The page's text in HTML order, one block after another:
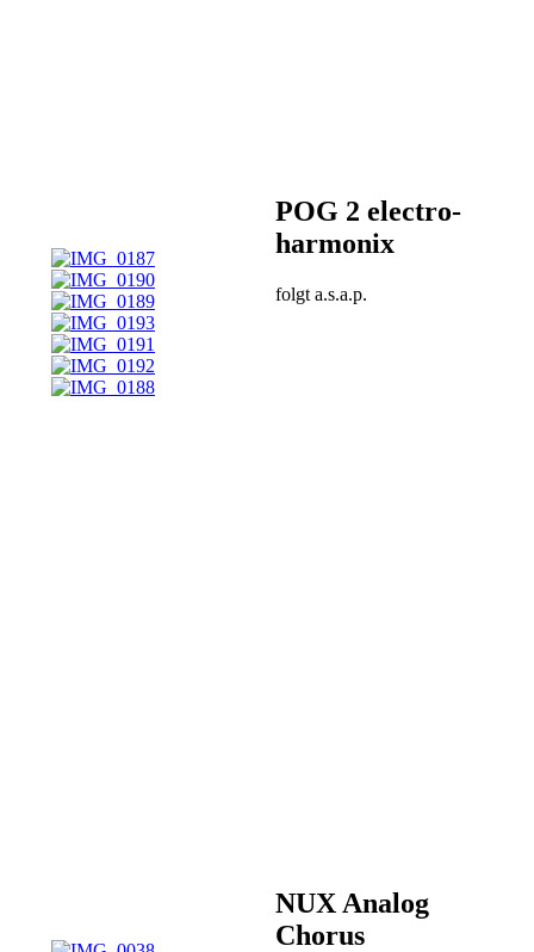
POG 2 electro-
harmonix
folgt a.s.a.p.
NUX Analog
Chorus